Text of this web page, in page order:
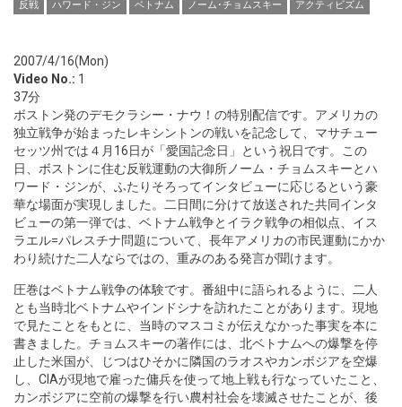
反戦 ハワード・ジン ベトナム ノーム･チョムスキー アクティビズム
2007/4/16(Mon)
Video No.: 1
37分
ボストン発のデモクラシー・ナウ！の特別配信です。アメリカの
独立戦争が始まったレキシントンの戦いを記念して、マサチュー
セッツ州では４月16日が「愛国記念日」という祝日です。この
日、ボストンに住む反戦運動の大御所ノーム・チョムスキーとハ
ワード・ジンが、ふたりそろってインタビューに応じるという豪
華な場面が実現しました。二日間に分けて放送された共同インタ
ビューの第一弾では、ベトナム戦争とイラク戦争の相似点、イス
ラエル=パレスチナ問題について、長年アメリカの市民運動にかか
わり続けた二人ならではの、重みのある発言が聞けます。
圧巻はベトナム戦争の体験です。番組中に語られるように、二人
とも当時北ベトナムやインドシナを訪れたことがあります。現地
で見たことをもとに、当時のマスコミが伝えなかった事実を本に
書きました。チョムスキーの著作には、北ベトナムへの爆撃を停
止した米国が、じつはひそかに隣国のラオスやカンボジアを空爆
し、CIAが現地で雇った傭兵を使って地上戦も行なっていたこと、
カンボジアに空前の爆撃を行い農村社会を壊滅させたことが、後